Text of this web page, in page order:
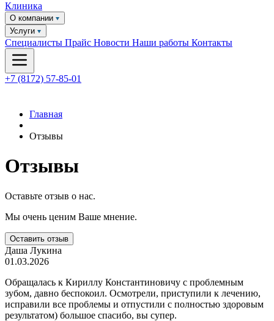
Клиника
О компании
Услуги
Специалисты Прайс Новости Наши работы Контакты
+7 (8172) 57-85-01
Главная
Отзывы
Отзывы
Оставьте отзыв о нас.
Мы очень ценим Ваше мнение.
Оставить отзыв
Даша Лукина
01.03.2026
Обращалась к Кириллу Константиновичу с проблемным
зубом, давно беспокоил. Осмотрели, приступили к лечению,
исправили все проблемы и отпустили с полностью здоровым
результатом) большое спасибо, вы супер.